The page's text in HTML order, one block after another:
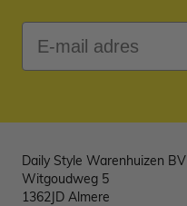
Daily Style Warenhuizen BV
Witgoudweg 5
1362JD Almere